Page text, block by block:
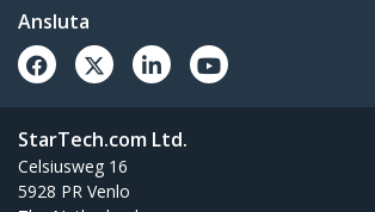
Ansluta
StarTech.com Ltd.
Celsiusweg 16
5928 PR Venlo